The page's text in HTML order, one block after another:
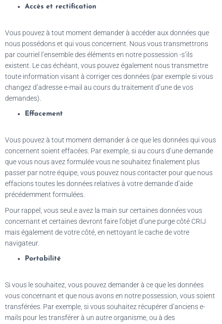
Accès et rectification
Vous pouvez à tout moment demander à accéder aux données que
nous possédons et qui vous concernent. Nous vous transmettrons
par courriel l’ensemble des éléments en notre possession -s’ils
existent. Le cas échéant, vous pouvez également nous transmettre
toute information visant à corriger ces données (par exemple si vous
changez d’adresse e-mail au cours du traitement d’une de vos
demandes).
Effacement
Vous pouvez à tout moment demander à ce que les données qui vous
concernent soient effacées. Par exemple, si au cours d’une demande
que vous nous avez formulée vous ne souhaitez finalement plus
passer par notre équipe, vous pouvez nous contacter pour que nous
effacions toutes les données relatives à votre demande d’aide
précédemment formulées.
Pour rappel, vous seul.e avez la main sur certaines données vous
concernant et certaines devront faire l’objet d’une purge côté CRIJ
mais également de votre côté, en nettoyant le cache de votre
navigateur.
Portabilité
Si vous le souhaitez, vous pouvez demander à ce que les données
vous concernant et que nous avons en notre possession, vous soient
transférées. Par exemple, si vous souhaitez récupérer d’anciens e-
mails pour les transférer à un autre organisme, ou à des